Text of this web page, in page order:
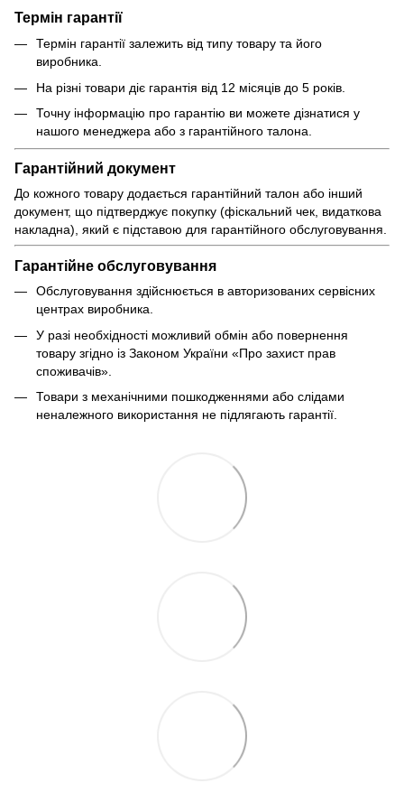
Термін гарантії
Термін гарантії залежить від типу товару та його
виробника.
На різні товари діє гарантія від 12 місяців до 5 років.
Точну інформацію про гарантію ви можете дізнатися у
нашого менеджера або з гарантійного талона.
Гарантійний документ
До кожного товару додається гарантійний талон або інший
документ, що підтверджує покупку (фіскальний чек, видаткова
накладна), який є підставою для гарантійного обслуговування.
Гарантійне обслуговування
Обслуговування здійснюється в авторизованих сервісних
центрах виробника.
У разі необхідності можливий обмін або повернення
товару згідно із Законом України «Про захист прав
споживачів».
Товари з механічними пошкодженнями або слідами
неналежного використання не підлягають гарантії.